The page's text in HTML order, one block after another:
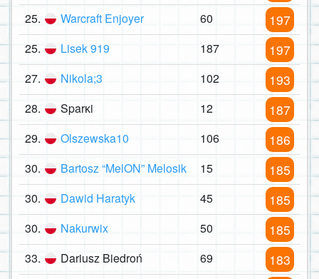
25. Warcraft Enjoyer 60 197
25. Lisek 919 187 197
27. Nikola;3 102 193
28. Sparĸi 12 187
29. Olszewska10 106 186
30. Bartosz “MelON” Melosik 15 185
30. Dawid Haratyk 45 185
30. Nakurwix 50 185
33. Dariusz Biedroń 69 183